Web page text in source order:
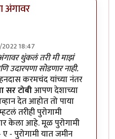
अंगावर
18:47
आणि लिबरलby
थुंकलं तरी मी माझं
उदारपणा सोडणार नाही.
करमचंद यांच्या नंतर
सर टोबीआपण देशाच्या
देत आहोत तो पाया
तरीही पुरोगामी
केला आहे. मूळ पुरोगामी
- पुरोगामी यात जमीन